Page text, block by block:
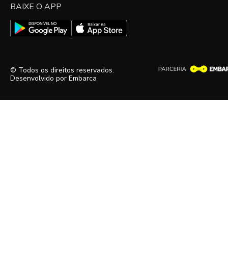
BAIXE O APP
© Todos os direitos reservados.
Desenvolvido por Embarca